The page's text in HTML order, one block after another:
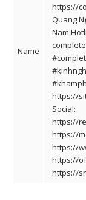
Name
https://
Quang
Nam
https://
Social:
https://
https://
https://
https://
https://